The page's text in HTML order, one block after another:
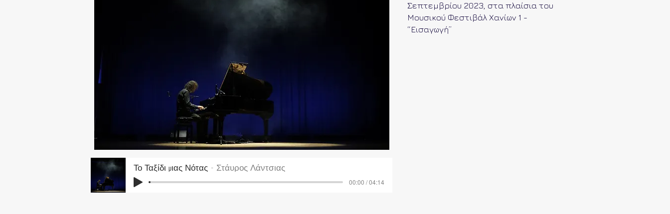
Σεπτεμβρίου 2023, στα πλαίσια του
Μουσικού Φεστιβάλ Χανίων 1 -
“Εισαγωγή”
Το Ταξίδι μιας Νότας Στάυρος Λάντσιας
00:00 / 04:14